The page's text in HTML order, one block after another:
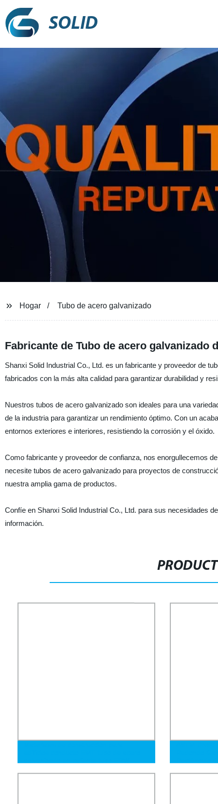
SOLID
Hogar Tubo de acero galvanizado
Fabricante de Tubo de acero
Shanxi Solid Industrial Co., Ltd. es un fabricante y proveedor de
fabricados con la más alta calidad para garantizar durabilidad y
Nuestros tubos de acero galvanizado son ideales para una
de la industria para garantizar un rendimiento óptimo. Con un
entornos exteriores e interiores, resistiendo la corrosión y el óxido.
Como fabricante y proveedor de confianza, nos enorgullecemos
necesite tubos de acero galvanizado para proyectos de
nuestra amplia gama de productos.
Confíe en Shanxi Solid Industrial Co., Ltd. para sus necesidades
información.
Tubo de